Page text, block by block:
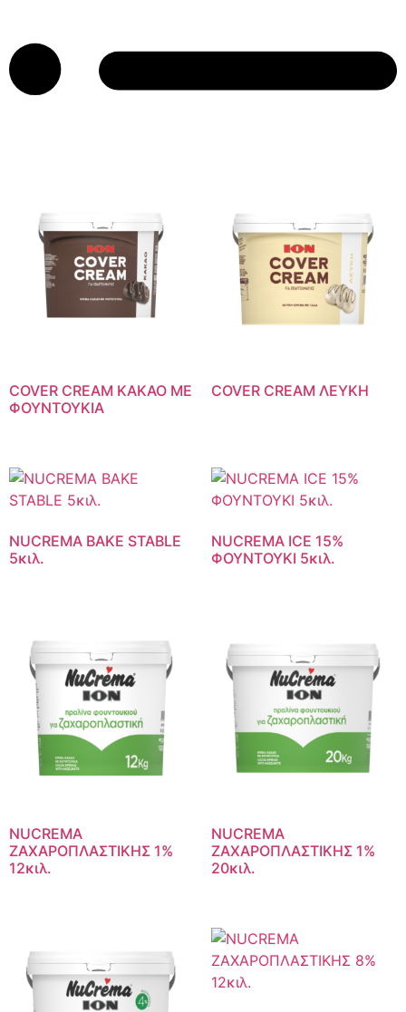
COVER CREAM ΚΑΚΑΟ ΜΕ
ΦΟΥΝΤΟΥΚΙΑ
COVER CREAM ΛΕΥΚΗ
NUCREMA BAKE STABLE
5κιλ.
NUCREMA ICE 15%
ΦΟΥΝΤΟΥΚΙ 5κιλ.
NUCREMA
ΖΑΧΑΡΟΠΛΑΣΤΙΚΗΣ 1%
12κιλ.
NUCREMA
ΖΑΧΑΡΟΠΛΑΣΤΙΚΗΣ 1%
20κιλ.